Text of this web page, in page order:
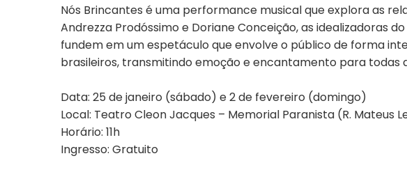
Nós Brincantes é uma performance musical que explora as
Andrezza Prodóssimo e Doriane Conceição, as idealizadoras
fundem em um espetáculo que envolve o público de forma
brasileiros, transmitindo emoção e encantamento para todas
Data: 25 de janeiro (sábado) e 2 de fevereiro (domingo)
Local: Teatro Cleon Jacques – Memorial Paranista (R. Mateus
Horário: 11h
Ingresso: Gratuito